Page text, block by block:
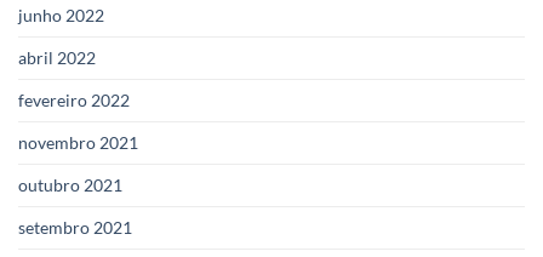
junho 2022
abril 2022
fevereiro 2022
novembro 2021
outubro 2021
setembro 2021